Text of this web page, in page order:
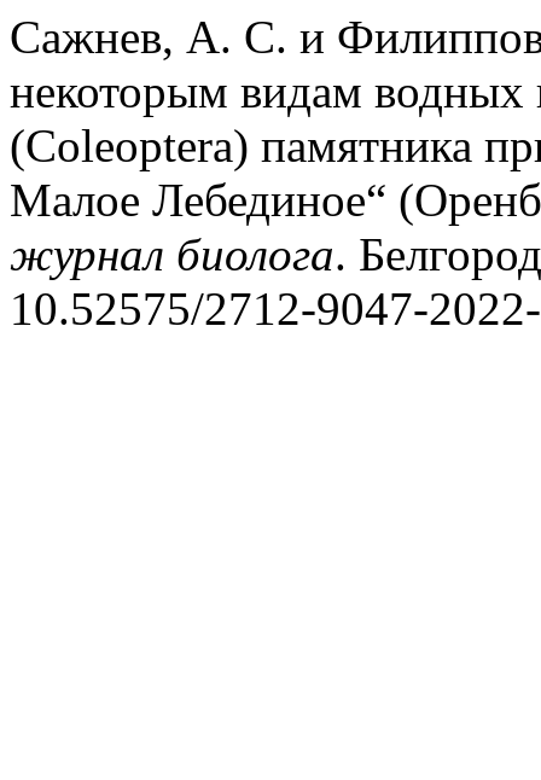
Сажнев, А. С. и
некоторым видам
(Coleoptera) памятника
Малое Лебединое“
журнал биолога.
10.52575/2712-9047-